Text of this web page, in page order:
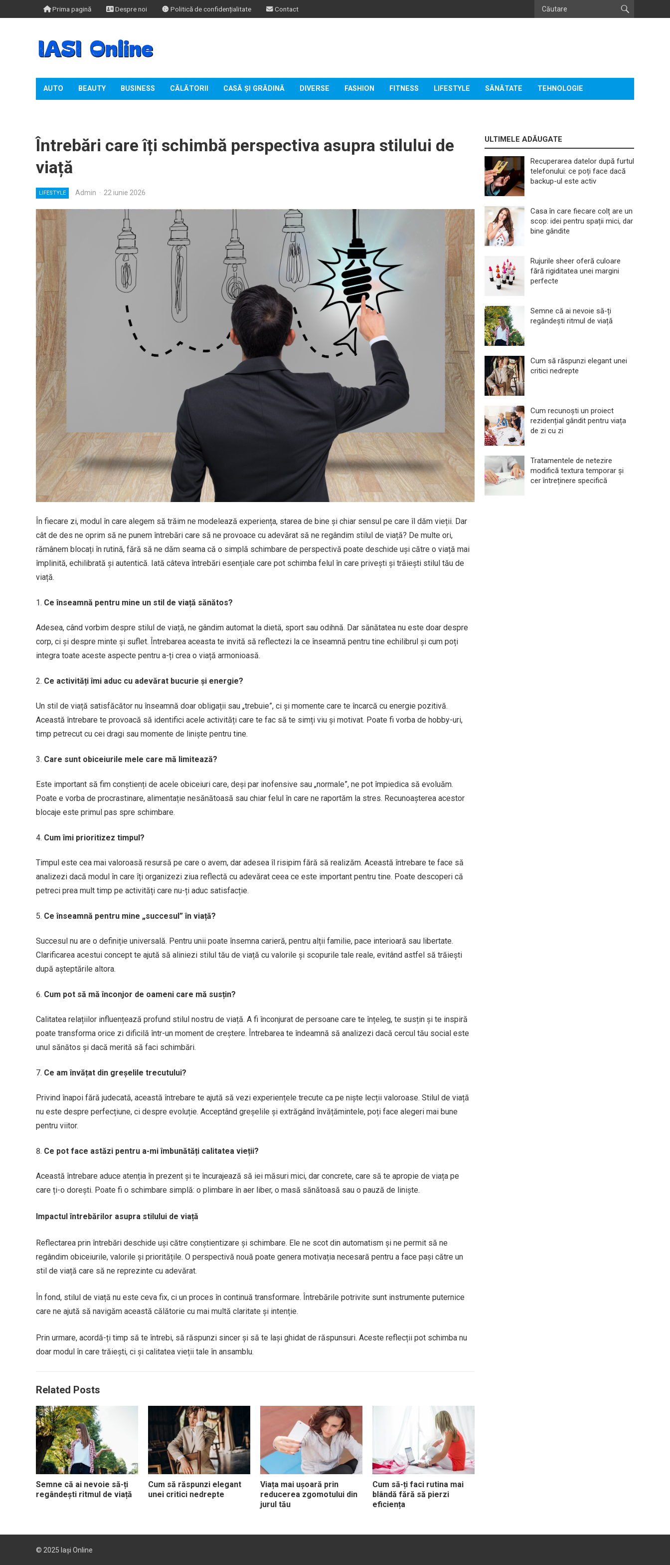
Prima pagină Despre noi Politică de confidențialitate Contact
AUTO BEAUTY BUSINESS CĂLĂTORII CASĂ ȘI GRĂDINĂ DIVERSE FASHION FITNESS LIFESTYLE SĂNĂTATE TEHNOLOGIE
Întrebări care îți schimbă perspectiva asupra stilului de
viață
LIFESTYLE Admin · 22 iunie 2026
În fiecare zi, modul în care alegem să trăim ne modelează experiența, starea de bine și chiar sensul pe care îl dăm vieții. Dar
cât de des ne oprim să ne punem întrebări care să ne provoace cu adevărat să ne regândim stilul de viață? De multe ori,
rămânem blocați în rutină, fără să ne dăm seama că o simplă schimbare de perspectivă poate deschide uși către o viață mai
împlinită, echilibrată și autentică. Iată câteva întrebări esențiale care pot schimba felul în care privești și trăiești stilul tău de
viață.
Ce înseamnă pentru mine un stil de viață sănătos?
Adesea, când vorbim despre stilul de viață, ne gândim automat la dietă, sport sau odihnă. Dar sănătatea nu este doar despre
corp, ci și despre minte și suflet. Întrebarea aceasta te invită să reflectezi la ce înseamnă pentru tine echilibrul și cum poți
integra toate aceste aspecte pentru a-ți crea o viață armonioasă.
Ce activități îmi aduc cu adevărat bucurie și energie?
Un stil de viață satisfăcător nu înseamnă doar obligații sau „trebuie”, ci și momente care te încarcă cu energie pozitivă.
Această întrebare te provoacă să identifici acele activități care te fac să te simți viu și motivat. Poate fi vorba de hobby-uri,
timp petrecut cu cei dragi sau momente de liniște pentru tine.
Care sunt obiceiurile mele care mă limitează?
Este important să fim conștienți de acele obiceiuri care, deși par inofensive sau „normale”, ne pot împiedica să evoluăm.
Poate e vorba de procrastinare, alimentație nesănătoasă sau chiar felul în care ne raportăm la stres. Recunoașterea acestor
blocaje este primul pas spre schimbare.
Cum îmi prioritizez timpul?
Timpul este cea mai valoroasă resursă pe care o avem, dar adesea îl risipim fără să realizăm. Această întrebare te face să
analizezi dacă modul în care îți organizezi ziua reflectă cu adevărat ceea ce este important pentru tine. Poate descoperi că
petreci prea mult timp pe activități care nu-ți aduc satisfacție.
Ce înseamnă pentru mine „succesul” în viață?
Succesul nu are o definiție universală. Pentru unii poate însemna carieră, pentru alții familie, pace interioară sau libertate.
Clarificarea acestui concept te ajută să aliniezi stilul tău de viață cu valorile și scopurile tale reale, evitând astfel să trăiești
după așteptările altora.
Cum pot să mă înconjor de oameni care mă susțin?
Calitatea relațiilor influențează profund stilul nostru de viață. A fi înconjurat de persoane care te înțeleg, te susțin și te inspiră
poate transforma orice zi dificilă într-un moment de creștere. Întrebarea te îndeamnă să analizezi dacă cercul tău social este
unul sănătos și dacă merită să faci schimbări.
Ce am învățat din greșelile trecutului?
Privind înapoi fără judecată, această întrebare te ajută să vezi experiențele trecute ca pe niște lecții valoroase. Stilul de viață
nu este despre perfecțiune, ci despre evoluție. Acceptând greșelile și extrăgând învățămintele, poți face alegeri mai bune
pentru viitor.
Ce pot face astăzi pentru a-mi îmbunătăți calitatea vieții?
Această întrebare aduce atenția în prezent și te încurajează să iei măsuri mici, dar concrete, care să te apropie de viața pe
care ți-o dorești. Poate fi o schimbare simplă: o plimbare în aer liber, o masă sănătoasă sau o pauză de liniște.
Impactul întrebărilor asupra stilului de viață
Reflectarea prin întrebări deschide uși către conștientizare și schimbare. Ele ne scot din automatism și ne permit să ne
regândim obiceiurile, valorile și prioritățile. O perspectivă nouă poate genera motivația necesară pentru a face pași către un
stil de viață care să ne reprezinte cu adevărat.
În fond, stilul de viață nu este ceva fix, ci un proces în continuă transformare. Întrebările potrivite sunt instrumente puternice
care ne ajută să navigăm această călătorie cu mai multă claritate și intenție.
Prin urmare, acordă-ți timp să te întrebi, să răspunzi sincer și să te lași ghidat de răspunsuri. Aceste reflecții pot schimba nu
doar modul în care trăiești, ci și calitatea vieții tale în ansamblu.
Related Posts
Semne că ai nevoie să-ți
regândești ritmul de viață
Cum să răspunzi elegant
unei critici nedrepte
Viața mai ușoară prin
reducerea zgomotului din
jurul tău
Cum să-ți faci rutina mai
blândă fără să pierzi
eficiența
ULTIMELE ADĂUGATE
Recuperarea datelor după furtul
telefonului: ce poți face dacă
backup-ul este activ
Casa în care fiecare colț are un
scop: idei pentru spații mici, dar
bine gândite
Rujurile sheer oferă culoare
fără rigiditatea unei margini
perfecte
Semne că ai nevoie să-ți
regândești ritmul de viață
Cum să răspunzi elegant unei
critici nedrepte
Cum recunoști un proiect
rezidențial gândit pentru viața
de zi cu zi
Tratamentele de netezire
modifică textura temporar și
cer întreținere specifică
© 2025 Iași Online